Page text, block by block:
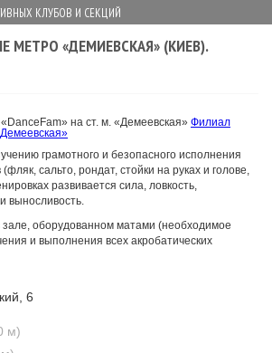
КЛУБОВ И СЕКЦИЙ
МЕТРО «ДЕМИЕВСКАЯ» (КИЕВ).
на ст. м. «Демеевская» Филиал
грамотного и безопасного исполнения
сальто, рондат, стойки на руках и голове,
развивается сила, ловкость,
выносливость.
зале, оборудованном матами (необходимое
и выполнения всех акробатических
6
м)